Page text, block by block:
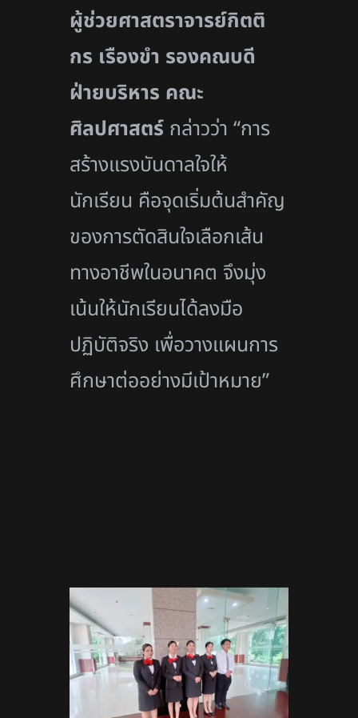
ผู้ช่วยศาสตราจารย์กิตติ
กร เรืองขำ รองคณบดี
ฝ่ายบริหาร คณะ
ศิลปศาสตร์ กล่าวว่า “การ
สร้างแรงบันดาลใจให้
นักเรียน คือจุดเริ่มต้นสำคัญ
ของการตัดสินใจเลือกเส้น
ทางอาชีพในอนาคต จึงมุ่ง
เน้นให้นักเรียนได้ลงมือ
ปฏิบัติจริง เพื่อวางแผนการ
ศึกษาต่ออย่างมีเป้าหมาย”